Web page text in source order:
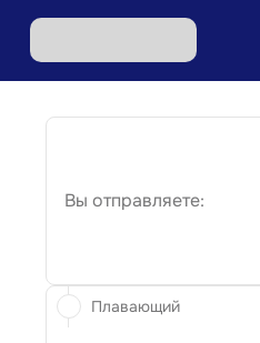
Вы отправляете:
Плавающий